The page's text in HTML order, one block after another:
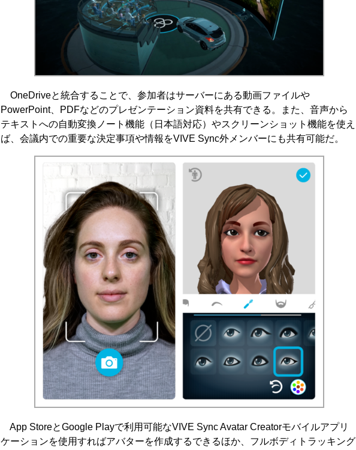
OneDriveと統合することで、参加者はサーバーにある動画ファイルや
PowerPoint、PDFなどのプレゼンテーション資料を共有できる。また、音声から
テキストへの自動変換ノート機能（日本語対応）やスクリーンショット機能を使え
ば、会議内での重要な決定事項や情報をVIVE Sync外メンバーにも共有可能だ。
App StoreとGoogle Playで利用可能なVIVE Sync Avatar Creatorモバイルアプリ
ケーションを使用すればアバターを作成するできるほか、フルボディトラッキング